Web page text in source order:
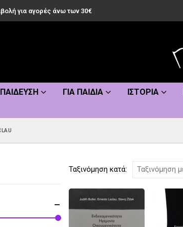
για αγορές άνω των 30€
ΓΙΑ ΠΑΙΔΙΆ ΙΣΤΟΡΊΑ
Ταξινόμηση κατά: